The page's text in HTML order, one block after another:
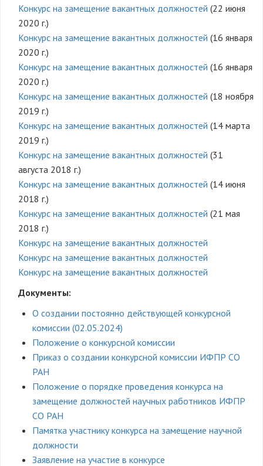
Конкурс на замещение вакантных должностей (22 июня
2020 г.)
Конкурс на замещение вакантных должностей (16 января
2020 г.)
Конкурс на замещение вакантных должностей (16 января
2020 г.)
Конкурс на замещение вакантных должностей (18 ноября
2019 г.)
Конкурс на замещение вакантных должностей (14 марта
2019 г.)
Конкурс на замещение вакантных должностей (31
августа 2018 г.)
Конкурс на замещение вакантных должностей (14 июня
2018 г.)
Конкурс на замещение вакантных должностей (21 мая
2018 г.)
Конкурс на замещение вакантных должностей
Конкурс на замещение вакантных должностей
Конкурс на замещение вакантных должностей
Документы:
О создании постоянно действующей конкурсной
комиссии (02.05.2024)
Положение о конкурсной комиссии
Приказ о создании конкурсной комиссии ИФПР СО
РАН
Положение о порядке проведения конкурса на
замещение должностей научных работников ИФПР
СО РАН
Памятка участнику конкурса на замещение научной
должности
Заявление на участие в конкурсе